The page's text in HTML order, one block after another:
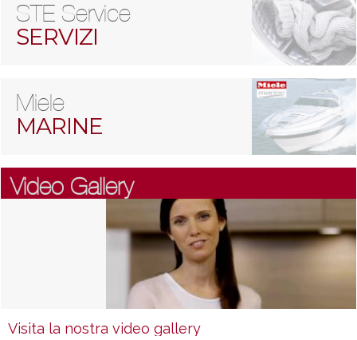
STE Service
SERVIZI
Miele
MARINE
Video Gallery
Visita la nostra video gallery